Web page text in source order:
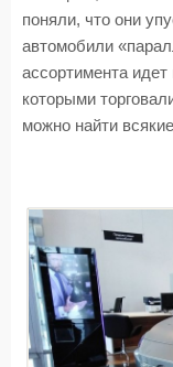
поняли, что они
автомобили
ассортимента
которыми
можно найти